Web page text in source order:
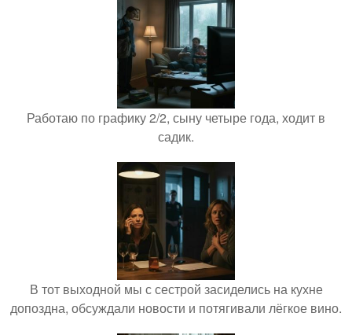
Работаю по графику 2/2, сыну четыре года, ходит в
садик.
В тот выходной мы с сестрой засиделись на кухне
допоздна, обсуждали новости и потягивали лёгкое вино.